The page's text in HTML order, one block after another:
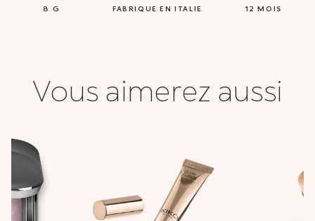
8 G FABRIQUE EN ITALIE 12 MOIS
Vous aimerez aussi